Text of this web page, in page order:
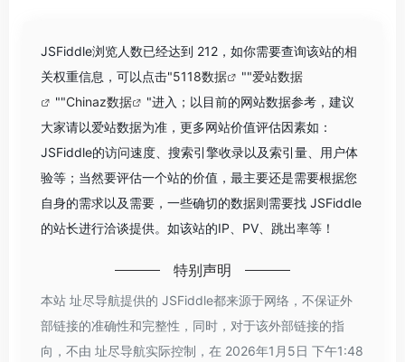
JSFiddle浏览人数已经达到 212，如你需要查询该站的相
关权重信息，可以点击"5118数据 ""爱站数据
""Chinaz数据
"进入；以目前的网站数据参考，建议
大家请以爱站数据为准，更多网站价值评估因素如：
JSFiddle的访问速度、搜索引擎收录以及索引量、用户体
验等；当然要评估一个站的价值，最主要还是需要根据您
自身的需求以及需要，一些确切的数据则需要找 JSFiddle
的站长进行洽谈提供。如该站的IP、PV、跳出率等！
特别声明
本站 址尽导航提供的 JSFiddle都来源于网络，不保证外
部链接的准确性和完整性，同时，对于该外部链接的指
向，不由 址尽导航实际控制，在 2026年1月5日 下午1:48